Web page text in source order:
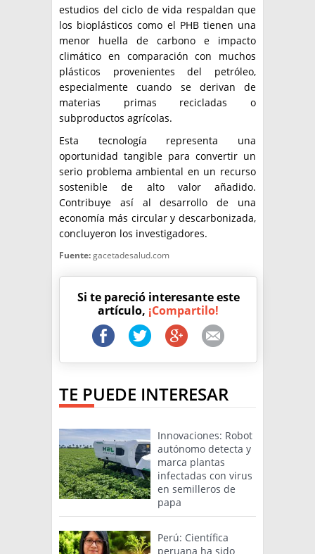
estudios del ciclo de vida respaldan que
los bioplásticos como el PHB tienen una
menor huella de carbono e impacto
climático en comparación con muchos
plásticos provenientes del petróleo,
especialmente cuando se derivan de
materias primas recicladas o
subproductos agrícolas.
Esta tecnología representa una
oportunidad tangible para convertir un
serio problema ambiental en un recurso
sostenible de alto valor añadido.
Contribuye así al desarrollo de una
economía más circular y descarbonizada,
concluyeron los investigadores.
Fuente:gacetadesalud.com
Si te pareció interesante este
artículo, ¡Compartilo!
TE PUEDE INTERESAR
Innovaciones: Robot
autónomo detecta y
marca plantas
infectadas con virus
en semilleros de
papa
Perú: Científica
peruana ha sido